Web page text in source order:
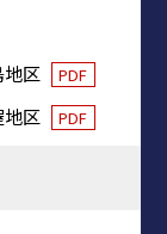
地区 PDF
地区 PDF